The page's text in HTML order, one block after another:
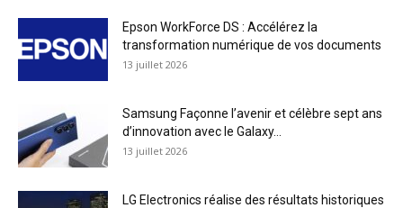
Epson WorkForce DS : Accélérez la
transformation numérique de vos documents
13 juillet 2026
Samsung Façonne l’avenir et célèbre sept ans
d’innovation avec le Galaxy...
13 juillet 2026
LG Electronics réalise des résultats historiques